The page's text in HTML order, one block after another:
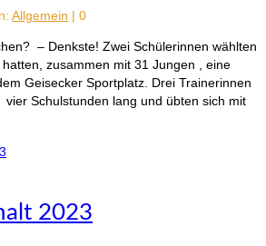
Allgemein | 0
– Denkste! Zwei Schülerinnen wählten
zusammen mit 31 Jungen , eine
Geisecker Sportplatz. Drei Trainerinnen
Schulstunden lang und übten sich mit
2023